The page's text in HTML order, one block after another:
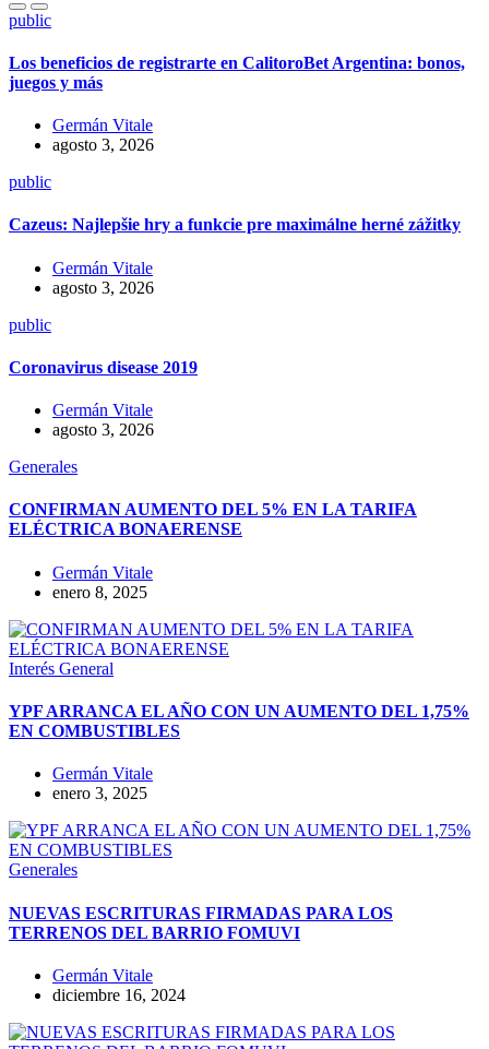
public
Los beneficios de registrarte en CalitoroBet Argentina: bonos,
juegos y más
Germán Vitale
agosto 3, 2026
public
Cazeus: Najlepšie hry a funkcie pre maximálne herné zážitky
Germán Vitale
agosto 3, 2026
public
Coronavirus disease 2019
Germán Vitale
agosto 3, 2026
Generales
CONFIRMAN AUMENTO DEL 5% EN LA TARIFA
ELÉCTRICA BONAERENSE
Germán Vitale
enero 8, 2025
Interés General
YPF ARRANCA EL AÑO CON UN AUMENTO DEL 1,75%
EN COMBUSTIBLES
Germán Vitale
enero 3, 2025
Generales
NUEVAS ESCRITURAS FIRMADAS PARA LOS
TERRENOS DEL BARRIO FOMUVI
Germán Vitale
diciembre 16, 2024